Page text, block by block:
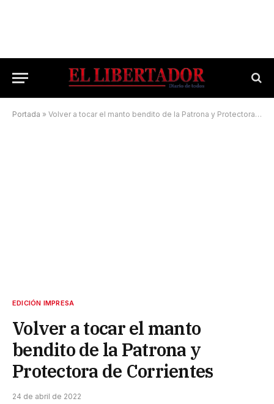
Portada » Volver a tocar el manto bendito de la Patrona y Protectora de Corrientes
EDICIÓN IMPRESA
Volver a tocar el manto
bendito de la Patrona y
Protectora de Corrientes
24 de abril de 2022